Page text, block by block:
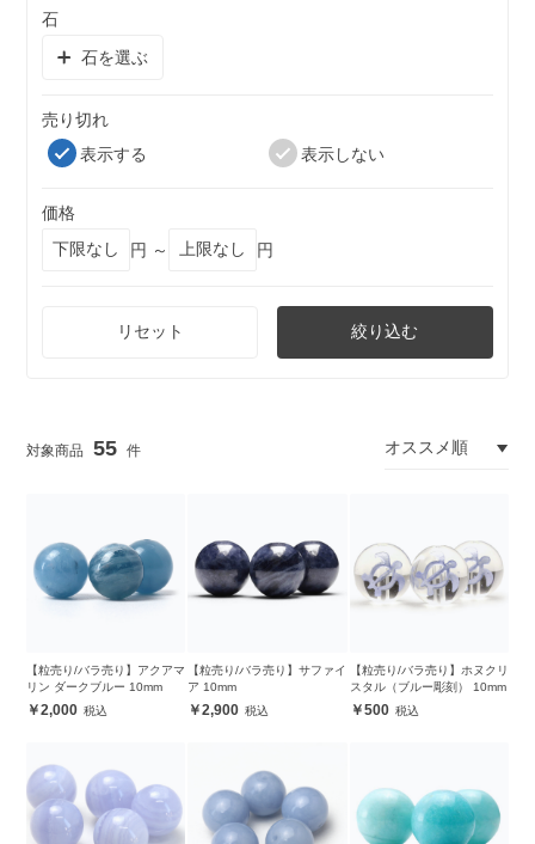
石
石を選ぶ
売り切れ
表示する
表示しない
価格
円 ～
円
リセット 絞り込む
55
【粒売り/バラ売り】アクアマ
リン ダークブルー 10mm
2,000
【粒売り/バラ売り】サファイ
ア 10mm
2,900
【粒売り/バラ売り】ホヌクリ
スタル（ブルー彫刻） 10mm
500